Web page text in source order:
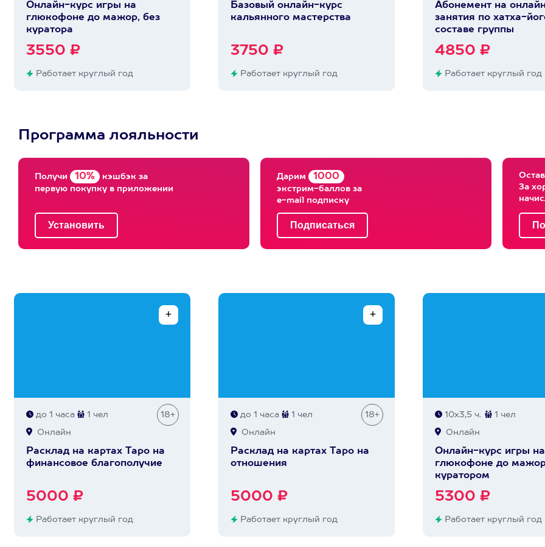
Онлайн-курс игры на
глюкофоне до мажор, без
куратора
3550 ₽
Работает круглый год
Базовый онлайн-курс
кальянного мастерства
3750 ₽
Работает круглый год
Абонемент на
занятия по хатха-
составе группы
4850 ₽
Работает круглый год
Программа лояльности
Получи 10% кэшбэк за
первую покупку в приложении
Дарим 1000
экстрим-баллов за
e-mail подписку
За
до 1 часа 1 чел 18+
Онлайн
Расклад на картах Таро на
финансовое благополучие
5000 ₽
Работает круглый год
до 1 часа 1 чел 18+
Онлайн
Расклад на картах Таро на
отношения
5000 ₽
Работает круглый год
10х3,5 ч. 1 чел
Онлайн
Онлайн-курс игры на
глюкофоне до
куратором
5300 ₽
Работает круглый год